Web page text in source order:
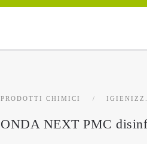
PRODOTTI CHIMICI
ONDA NEXT PMC